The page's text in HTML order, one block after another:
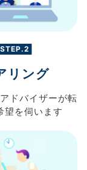
STEP.2
リング
アドバイザーが転
望を伺います